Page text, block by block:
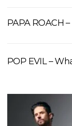
PAPA ROACH
POP EVIL –